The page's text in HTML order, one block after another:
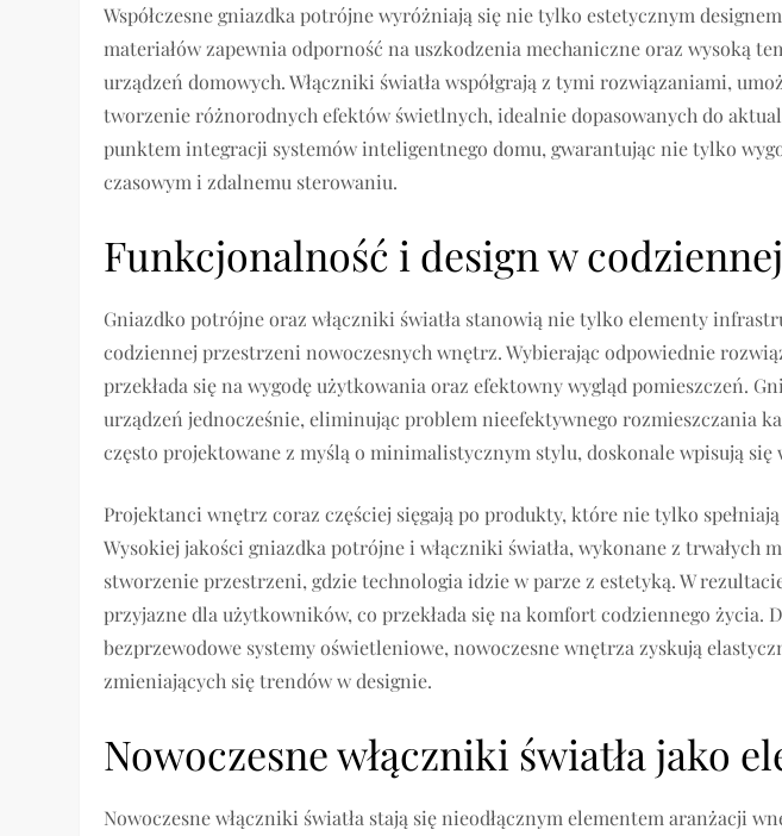
Współczesne gniazdka potrójne wyróżniają się nie tylko estetycznym
materiałów zapewnia odporność na uszkodzenia mechaniczne oraz wysoką
urządzeń domowych. Włączniki światła współgrają z tymi rozwiązaniami,
tworzenie różnorodnych efektów świetlnych, idealnie dopasowanych do
punktem integracji systemów inteligentnego domu, gwarantując nie tylko
czasowym i zdalnemu sterowaniu.
Funkcjonalność i design w
Gniazdko potrójne oraz włączniki światła stanowią nie tylko elementy
codziennej przestrzeni nowoczesnych wnętrz. Wybierając odpowiednie
przekłada się na wygodę użytkowania oraz efektowny wygląd pomieszczeń.
urządzeń jednocześnie, eliminując problem nieefektywnego rozmieszczania
często projektowane z myślą o minimalistycznym stylu, doskonale wpisują
Projektanci wnętrz coraz częściej sięgają po produkty, które nie tylko
Wysokiej jakości gniazdka potrójne i włączniki światła, wykonane z
stworzenie przestrzeni, gdzie technologia idzie w parze z estetyką. W
przyjazne dla użytkowników, co przekłada się na komfort codziennego
bezprzewodowe systemy oświetleniowe, nowoczesne wnętrza zyskują
zmieniających się trendów w designie.
Nowoczesne włączniki światła jako
Nowoczesne włączniki światła stają się nieodłącznym elementem aranżacji